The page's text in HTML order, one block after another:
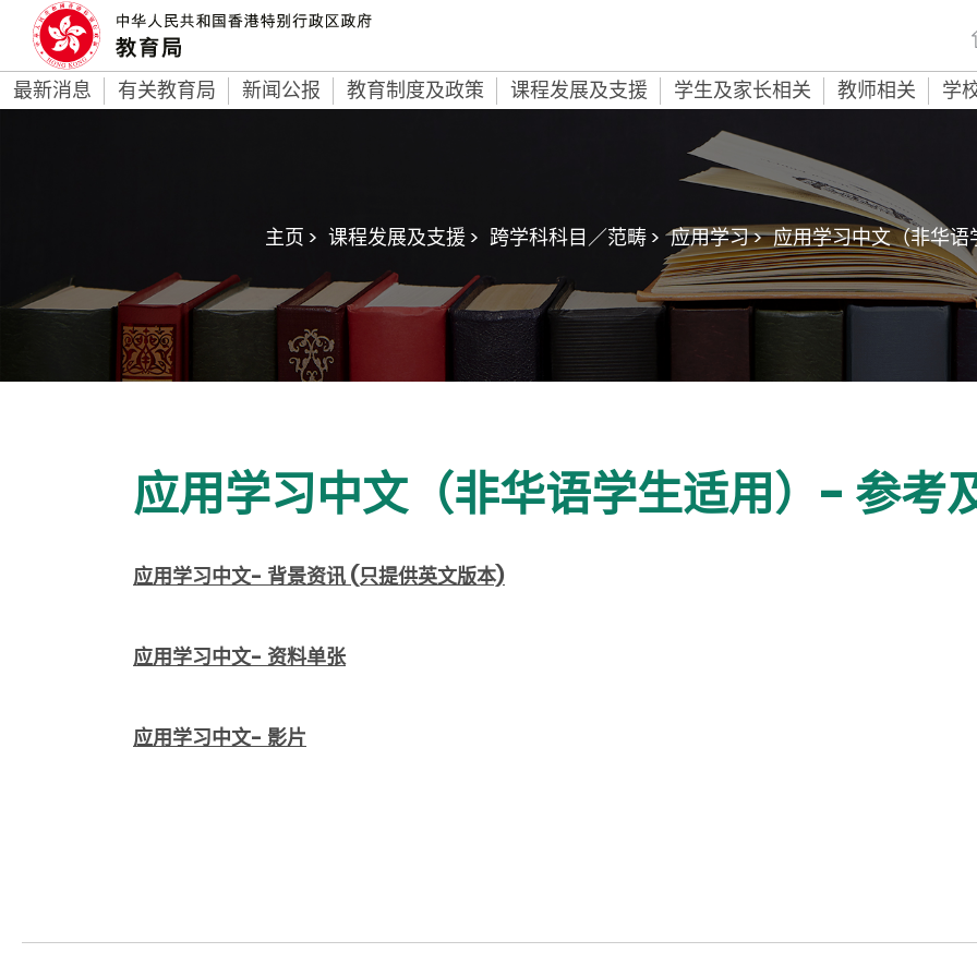
最新消息 有关教育局 新闻公报 教育制度及政策 课程发展及支援 学生及家长相关 教师相关 学
主页 > 课程发展及支援 > 跨学科科目／范畴 > 应用学习 > 应用学习中文（非华语
应用学习中文（非华语学生适用）- 参考
应用学习中文- 背景资讯 (只提供英文版本)
应用学习中文- 资料单张
应用学习中文- 影片